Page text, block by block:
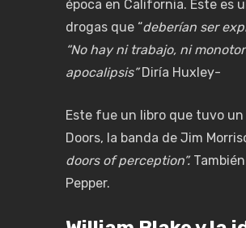
época en California. Este es
drogas que “deberían ser
“No hay ni trabajo, ni
apocalipsis”Diría Huxley-
Este fue un libro que tuvo
Doors, la banda de Jim
doors of perception”.
Pepper.